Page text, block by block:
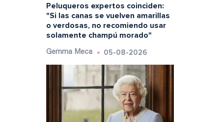
Peluqueros expertos coinciden:
"Si las canas se vuelven amarillas
o verdosas, no recomiendo usar
solamente champú morado"
Gemma Meca 05-08-2026